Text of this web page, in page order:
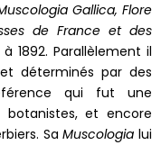
Gallica, Flore
de France et des
1892. Parallèlement il
déterminés par des
qui fut une
botanistes, et encore
SaMuscologia lui